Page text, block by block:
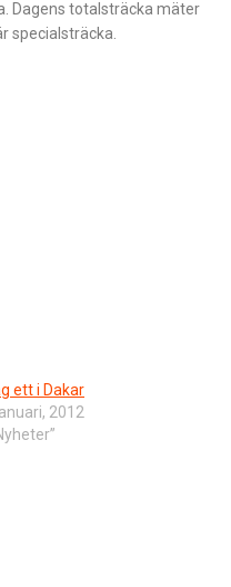
Dagens totalsträcka mäter
specialsträcka.
ett i Dakar
2012